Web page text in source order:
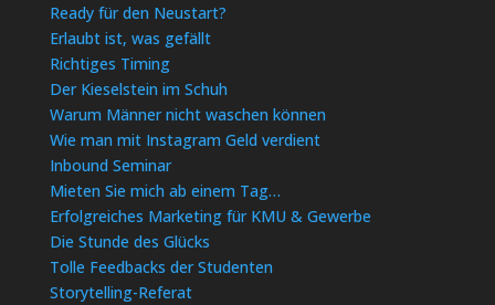
Ready für den Neustart?
Erlaubt ist, was gefällt
Richtiges Timing
Der Kieselstein im Schuh
Warum Männer nicht waschen können
Wie man mit Instagram Geld verdient
Inbound Seminar
Mieten Sie mich ab einem Tag…
Erfolgreiches Marketing für KMU & Gewerbe
Die Stunde des Glücks
Tolle Feedbacks der Studenten
Storytelling-Referat